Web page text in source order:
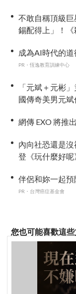
不敢自稱頂級
錫配得上」！
成為AI時代的
PR・恆逸教育訓練中心
「元斌＋元彬
國傳奇美男元
網傳 EXO 將推
內向社恐還是
登《玩什麼好
伴侶和妳一起預
PR・台灣癌症基金會
您也可能喜歡這